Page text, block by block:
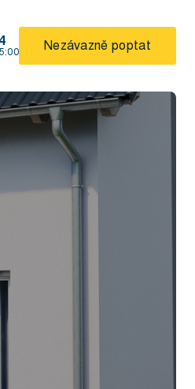
Nezávazně poptat